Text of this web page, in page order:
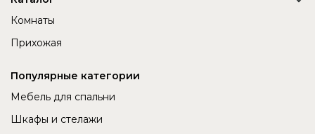
Комнаты
Прихожая
Популярные категории
Мебель для спальни
Шкафы и стелажи